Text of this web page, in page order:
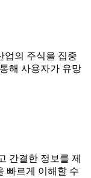
업의 주식을 집중
해 사용자가 유망
간결한 정보를 제
빠르게 이해할 수